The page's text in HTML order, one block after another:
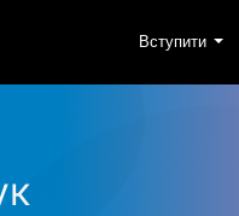
Вступити